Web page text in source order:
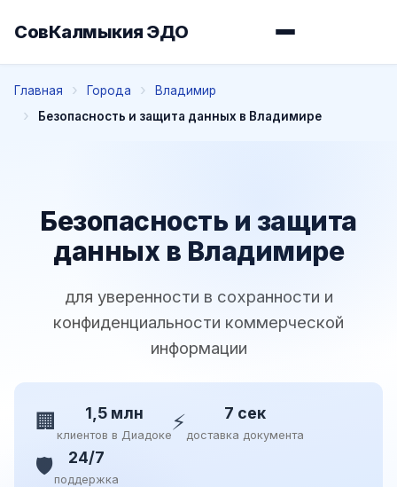
СовКалмыкия ЭДО
Главная Города
Владимир
Безопасность и защита данных в Владимире
Безопасность и защита
данных в Владимире
для уверенности в сохранности и
конфиденциальности коммерческой
информации
🏢 1,5 млн
клиентов в Диадоке⚡ 7 сек
доставка документа
🛡️ 24/7
поддержка